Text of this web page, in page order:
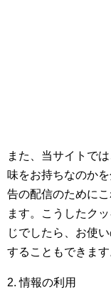
また、当サイトで
味をお持ちなのか
告の配信のために
ます。こうしたク
じでしたら、お使
することもできます
2. 情報の利用